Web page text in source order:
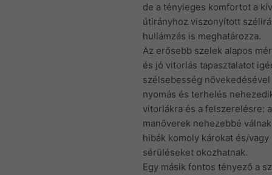
de a tényleges komfortot a
útirányhoz viszonyított
hullámzás is meghatározza.
Az erősebb szelek alapos
és jó vitorlás tapasztalatot
szélsebesség
nyomás és terhelés
vitorlákra és a felszerelésre: a
manőverek nehezebbé
hibák komoly károkat és/vagy
sérüléseket okozhatnak.
Egy másik fontos tényező a